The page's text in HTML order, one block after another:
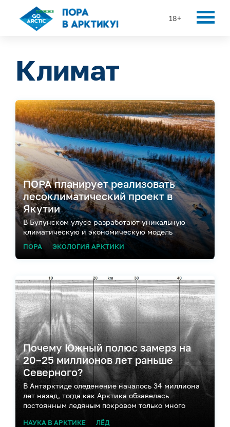
18+
Климат
ПОРА планирует реализовать
лесоклиматический проект в
Якутии
В Булунском улусе разработают уникальную
климатическую и экономическую модель
ПОРА ЭКОЛОГИЯ АРКТИКИ
Почему Южный полюс замерз на
20–25 миллионов лет раньше
Северного?
В Антарктиде оледенение началось 34 миллиона
лет назад, тогда как Арктика обзавелась
постоянным ледяным покровом только много
НАУКА В АРКТИКЕ ЛЁД